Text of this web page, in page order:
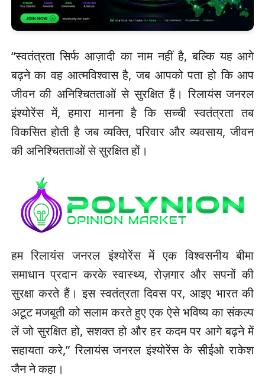
“स्वतंत्रता सिर्फ आज़ादी का नाम नहीं है, बल्कि यह आगे
बढ़ने का वह आत्मविश्वास है, जब आपको पता हो कि आप
जीवन की अनिश्चितताओं से सुरक्षित हैं। रिलायंस जनरल
इंश्योरेंस में, हमारा मानना है कि सच्ची स्वतंत्रता तब
विकसित होती है जब व्यक्ति, परिवार और व्यवसाय, जीवन
की अनिश्चितताओं से सुरक्षित हों।
हम रिलायंस जनरल इंश्योरेंस में एक विश्वसनीय बीमा
समाधान प्रदान करके स्वास्थ्य, रोज़गार और सपनों की
सुरक्षा करते हैं। इस स्वतंत्रता दिवस पर, आइए भारत की
अटूट मजबूती को सलाम करते हुए एक ऐसे भविष्य का संकल्प
लें जो सुरक्षित हो, सशक्त हो और हर कदम पर आगे बढ़ने में
सहायता करे,” रिलायंस जनरल इंश्योरेंस के सीईओ राकेश
जैन ने कहा।